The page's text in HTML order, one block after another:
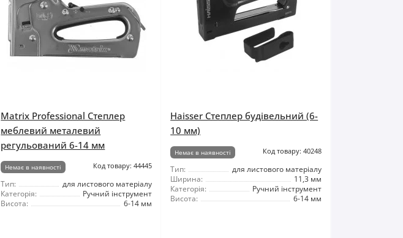
Matrix Professional Степлер
меблевий металевий
регульований 6-14 мм
Немає в наявності Код товару: 44445
Тип:
для листового матеріалу
Категорія:
Ручний інструмент
Висота:
6-14 мм
Haisser Степлер будівельний (6-
10 мм)
Немає в наявності Код товару: 40248
Тип:
для листового матеріалу
Ширина:
11,3 мм
Категорія:
Ручний інструмент
Висота:
6-14 мм